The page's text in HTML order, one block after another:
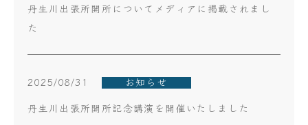
丹生川出張所開所についてメディアに掲載されまし
た
2025/08/31
お知らせ
丹生川出張所開所記念講演を開催いたしました